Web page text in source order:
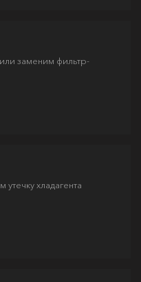
заменим фильтр-
хладагента